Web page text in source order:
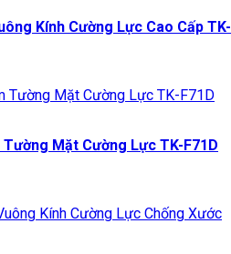
Kính Cường Lực Cao Cấp TK-
Mặt Cường Lực TK-F71D